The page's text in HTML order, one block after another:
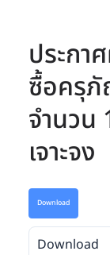
ประกา
ซื้อครุ
จำนวน
เจาะจง
Download
Download